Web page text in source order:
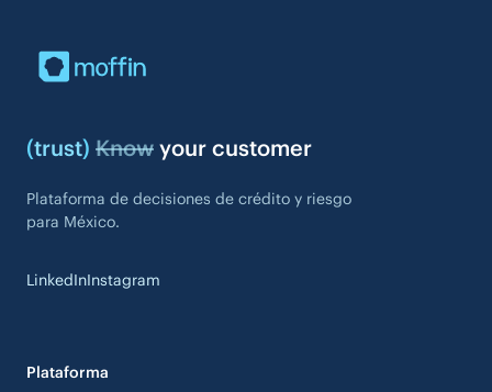
(trust) Know your customer
Plataforma de decisiones de crédito y riesgo
para México.
LinkedInInstagram
Plataforma